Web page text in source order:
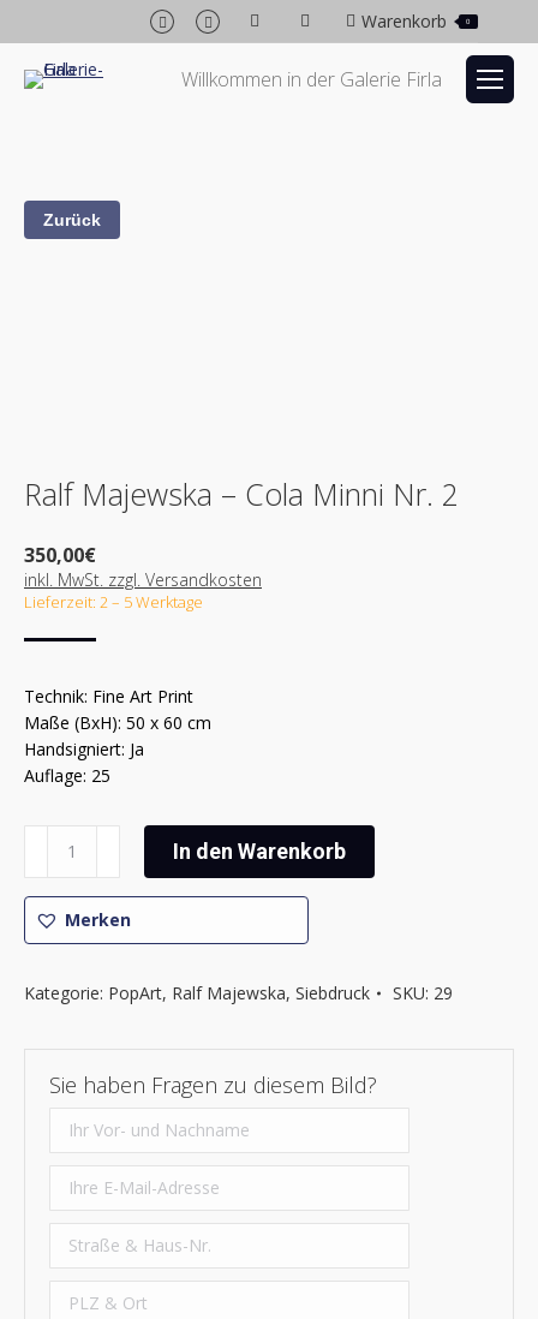
Facebook
page
opens
Instagram
page
opens
in
Warenkorb 0
Willkommen in der Galerie Firla
Ralf Majewska – Cola Minni Nr. 2
350,00€
inkl. MwSt. zzgl. Versandkosten
Lieferzeit: 2 – 5 Werktage
Technik: Fine Art Print
Maße (BxH): 50 x 60 cm
Handsigniert: Ja
Auflage: 25
Majewska
Cola
Minni
2
In den Warenkorb
Merken
Kategorie: PopArt, Ralf Majewska, Siebdruck SKU: 29
Sie haben Fragen zu diesem Bild?